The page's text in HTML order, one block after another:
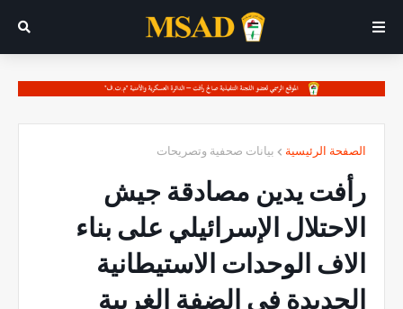
الصفحة الرئيسية بيانات صحفية وتصريحات
رأفت يدين مصادقة جيش
الاحتلال الإسرائيلي على بناء
الاف الوحدات الاستيطانية
الجديدة في الضفة الغربية